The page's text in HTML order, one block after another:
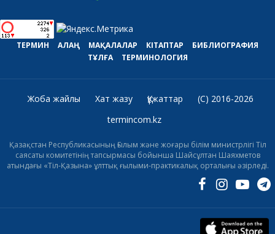
ТЕРМИН АЛАҢ МАҚАЛАЛАР КІТАПТАР
БИБЛИОГРАФИЯ
ТҰЛҒА
ТЕРМИНОЛОГИЯ
Жоба жайлы Хат жазу Құжаттар
(C) 2016-2026
termincom.kz
Қазақстан Республикасының Ғылым және жоғары білім министрлігі Тіл
саясаты комитетінің тапсырмасы бойынша Шайсұлтан Шаяхметов
атындағы «Тіл-Қазына» ұлттық ғылыми-практикалық орталығы әзірледі.